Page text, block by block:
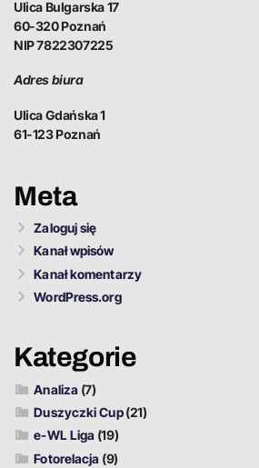
Ulica Bulgarska 17
60-320 Poznań
NIP 7822307225
Adres biura
Ulica Gdańska 1
61-123 Poznań
Meta
Zaloguj się
Kanał wpisów
Kanał komentarzy
WordPress.org
Kategorie
Analiza (7)
Duszyczki Cup(21)
e-WL Liga (19)
Fotorelacja (9)